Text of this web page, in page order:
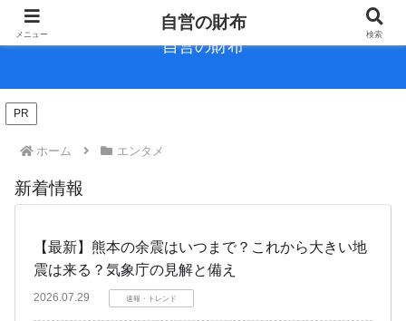
自営の財布
PR
ホーム エンタメ
新着情報
【最新】熊本の余震はいつまで？これから大きい地
震は来る？気象庁の見解と備え
2026.07.29 速報・トレンド
メニュー
自営の財布
検索